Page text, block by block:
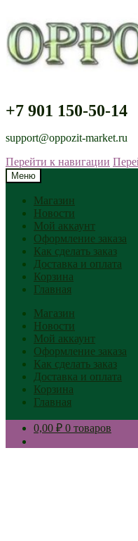
+7 901 150-50-14
support@oppozit-market.ru
Перейти к навигации
Меню
Магазин
Новости
Мой аккаунт
Оформление заказа
Как сделать заказ
Доставка и оплата
Корзина
Главная
Магазин
Новости
Мой аккаунт
Оформление заказа
Как сделать заказ
Доставка и оплата
Корзина
Главная
0,00 ₽ 0 товаров